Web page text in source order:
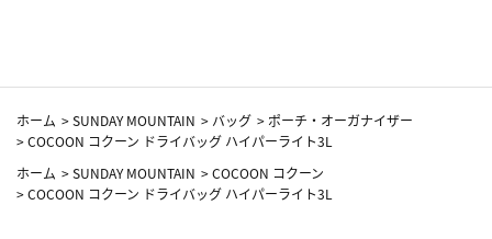
ホーム >SUNDAY MOUNTAIN > バッグ > ポーチ・オーガナイザー
>COCOON コクーン ドライバッグ ハイパーライト3L
ホーム >SUNDAY MOUNTAIN >COCOON コクーン
>COCOON コクーン ドライバッグ ハイパーライト3L